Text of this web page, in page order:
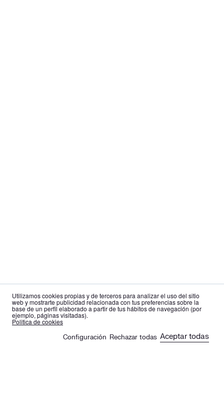
Utilizamos cookies propias y de terceros para analizar el uso del sitio
web y mostrarte publicidad relacionada con tus preferencias sobre la
base de un perfil elaborado a partir de tus hábitos de navegación (por
ejemplo, páginas visitadas).
Politica de cookies
Configuración Aceptar todas
Rechazar todas
es en